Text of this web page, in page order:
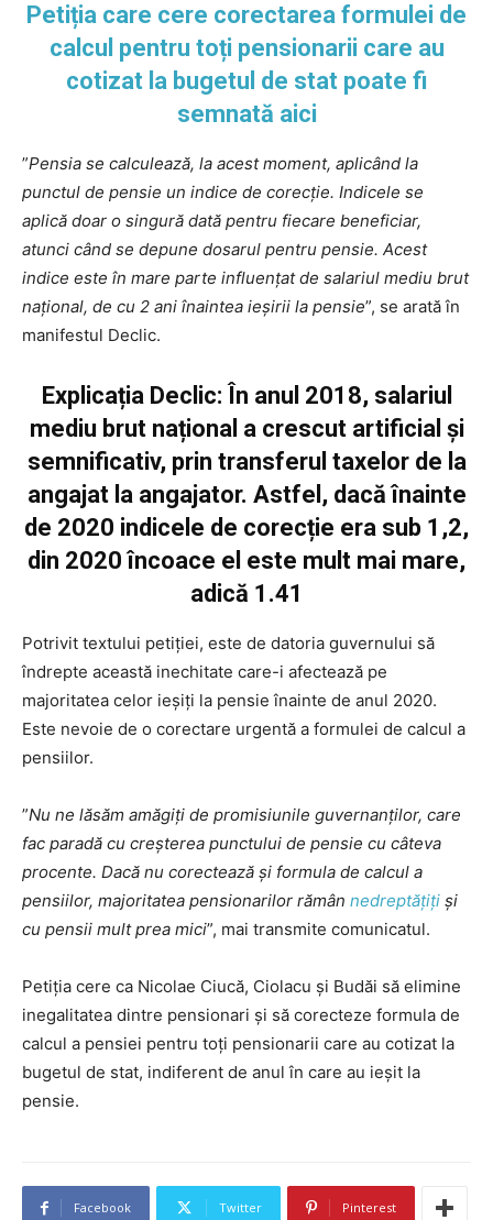
Petiția care cere corectarea formulei de
calcul pentru toți pensionarii care au
cotizat la bugetul de stat poate fi
semnată aici
”Pensia se calculează, la acest moment, aplicând la
punctul de pensie un indice de corecție. Indicele se
aplică doar o singură dată pentru fiecare beneficiar,
atunci când se depune dosarul pentru pensie. Acest
indice este în mare parte influențat de salariul mediu brut
național, de cu 2 ani înaintea ieșirii la pensie”, se arată în
manifestul Declic.
Explicația Declic: În anul 2018, salariul
mediu brut național a crescut artificial și
semnificativ, prin transferul taxelor de la
angajat la angajator. Astfel, dacă înainte
de 2020 indicele de corecție era sub 1,2,
din 2020 încoace el este mult mai mare,
adică 1.41
Potrivit textului petiției, este de datoria guvernului să
îndrepte această inechitate care-i afectează pe
majoritatea celor ieșiți la pensie înainte de anul 2020.
Este nevoie de o corectare urgentă a formulei de calcul a
pensiilor.
”Nu ne lăsăm amăgiți de promisiunile guvernanților, care
fac paradă cu creșterea punctului de pensie cu câteva
procente. Dacă nu corectează și formula de calcul a
pensiilor, majoritatea pensionarilor rămân nedreptățiți și
cu pensii mult prea mici”, mai transmite comunicatul.
Petiția cere ca Nicolae Ciucă, Ciolacu și Budăi să elimine
inegalitatea dintre pensionari și să corecteze formula de
calcul a pensiei pentru toți pensionarii care au cotizat la
bugetul de stat, indiferent de anul în care au ieșit la
pensie.
Facebook Twitter Pinterest